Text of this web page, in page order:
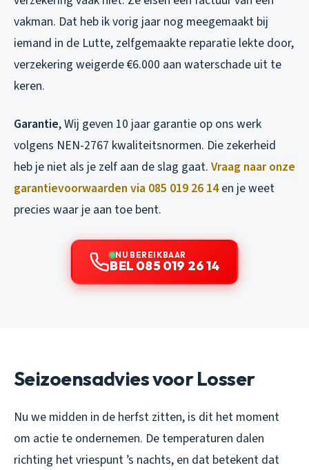
vakman. Dat heb ik vorig jaar nog meegemaakt bij
iemand in de Lutte, zelfgemaakte reparatie lekte door,
verzekering weigerde €6.000 aan waterschade uit te
keren.
Garantie, Wij geven 10 jaar garantie op ons werk
volgens NEN-2767 kwaliteitsnormen. Die zekerheid
heb je niet als je zelf aan de slag gaat. Vraag naar onze
garantievoorwaarden via 085 019 26 14en je weet
precies waar je aan toe bent.
NU BEREIKBAAR
BEL 085 019 26 14
Seizoensadvies voor Losser
Nu we midden in de herfst zitten, is dit het moment
om actie te ondernemen. De temperaturen dalen
richting het vriespunt ’s nachts, en dat betekent dat